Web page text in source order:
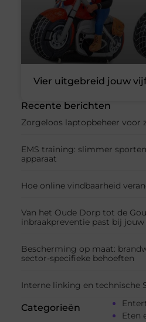
Recente berichten
Zorgeloos laptopbeheer voor
EMS training: slimmer
apparaat
Hoe online vindbaarheid
Van het Oude Dorp tot de
inbraakpreventie past bij
Bescherming op maat:
sector-specifieke behoeften
Interne linking en technische
Categorieën
Eten
Vier uitgebreid jouw